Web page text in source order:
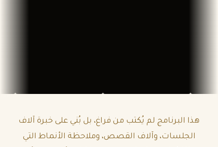
هذا البرنامج لم يُكتب من فراغ، بل بُني على خبرة آلاف
الجلسات، وآلاف القصص، وملاحظة الأنماط التي